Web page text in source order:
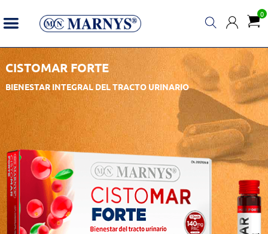
0
CISTOMAR FORTE
BIENESTAR INTEGRAL DEL TRACTO URINARIO